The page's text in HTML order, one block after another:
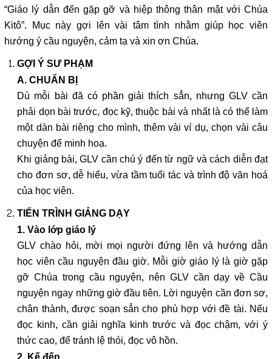
“Giáo lý dẫn đến gặp gỡ và hiệp thông thân mật với Chúa
Kitô”. Mục này gợi lên vài tâm tình nhằm giúp học viên
hướng ý cầu nguyện, cảm tạ và xin ơn Chúa.
GỢI Ý SƯ PHẠM
A. CHUẨN BỊ
Dù mỗi bài đã có phần giải thích sẳn, nhưng GLV cần
phải dọn bài trước, đọc kỹ, thuộc bài và nhất là có thể làm
một dàn bài riêng cho mình, thêm vài ví dụ, chọn vài câu
chuyện để minh hoạ.
Khi giảng bài, GLV cần chú ý đến từ ngữ và cách diễn đạt
cho đơn sơ, dễ hiểu, vừa tầm tuổi tác và trình độ văn hoá
của học viên.
TIẾN TRÌNH GIẢNG DẠY
1. Vào lớp giáo lý
GLV chào hỏi, mời mọi người đứng lên và hướng dẫn
học viên cầu nguyện đầu giờ. Mỗi giờ giáo lý là giờ gặp
gỡ Chúa trong cầu nguyện, nên GLV cần dạy về Cầu
nguyện ngay những giờ đầu tiên. Lời nguyện cần đơn sơ,
chân thành, được soạn sẳn cho phù hợp với đề tài. Nếu
đọc kinh, cần giải nghĩa kinh trước và đọc chậm, với ý
thức cao, để tránh lệ thói, đọc vô hồn.
2. Kế đến